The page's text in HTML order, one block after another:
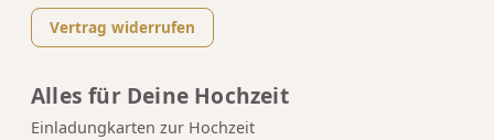
Vertrag widerrufen
Alles für Deine Hochzeit
Einladungkarten zur Hochzeit